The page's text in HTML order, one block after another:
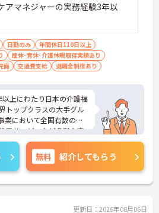
！手厚いフォロー体制で
です】
任ケアマネジャーと情報
要に応じて同行訪問など
況に合わせて管理者が新
め業務過多にならず無理
支援制度が整っており働
ーとしてのさらなるスキ
魅力です】
やプラン数手当、特定事
張りがしっかりと給与に
利厚生制度ツクイPLUS
アマネジャーの実務経験3年以
日勤のみ
年間休日110日以上
産休･育休･介護休暇取得実績あり
備 交通費支給 退職金制度あり
上にわたり日本の介護福
トップクラスの大手グル
業において全国有数の規
系サービスなど多彩な事
のあらゆるニーズにワン
しています。ダイバー
し、多様な人材が能力を
に注力している点も大き
災害を見据えたBCP（事
業員の双方を守るリスク
無料 紹介してもらう
更新日：2026年08月06日